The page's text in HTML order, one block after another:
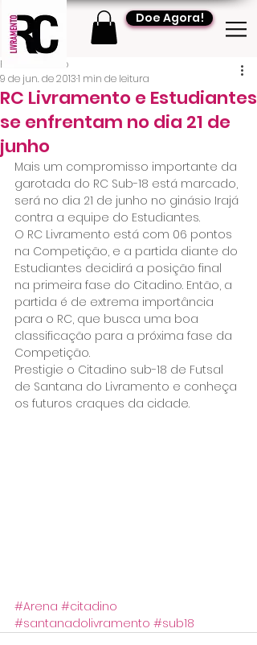
Doe Agora!
RC Livramento e Estudiantes
se enfrentam no dia 21 de
junho
RC Livramento
9 de jun. de 20131 min de leitura
Mais um compromisso importante da
garotada do RC Sub-18 está marcado,
será no dia 21 de junho no ginásio Irajá
contra a equipe do Estudiantes.
O RC Livramento está com 06 pontos
na Competição, e a partida diante do
Estudiantes decidirá a posição final
na primeira fase do Citadino. Então, a
partida é de extrema importância
para o RC, que busca uma boa
classificação para a próxima fase da
Competição.
Prestigie o Citadino sub-18 de Futsal
de Santana do Livramento e conheça
os futuros craques da cidade.
#Arena #citadino
#santanadolivramento #sub18